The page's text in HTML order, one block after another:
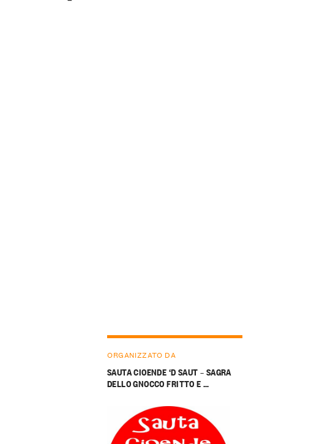
ORGANIZZATO DA
SAUTA CIOENDE ‘D SAUT – SAGRA
DELLO GNOCCO FRITTO E …